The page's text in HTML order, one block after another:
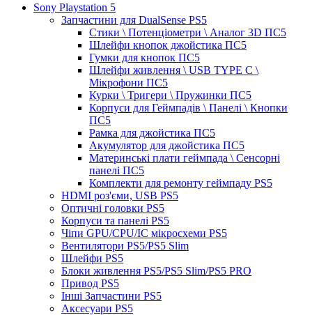
Sony Playstation 5
Запчастини для DualSense PS5
Стики \ Потенціометри \ Аналог 3D ПС5
Шлейфи кнопок джойстика ПС5
Гумки для кнопок ПС5
Шлейфи живлення \ USB TYPE C \
Мікрофони ПС5
Курки \ Тригери \ Пружинки ПС5
Корпуси для Геймпадів \ Панелі \ Кнопки
ПС5
Рамка для джойстика ПС5
Акумулятор для джойстика ПС5
Материнські плати геймпада \ Сенсорні
панелі ПС5
Комплекти для ремонту геймпаду PS5
HDMI роз'єми, USB PS5
Оптичні головки PS5
Корпуси та панелі PS5
Чіпи GPU/CPU/IC мікросхеми PS5
Вентилятори PS5/PS5 Slim
Шлейфи PS5
Блоки живлення PS5/PS5 Slim/PS5 PRO
Привод PS5
Інші Запчастини PS5
Аксесуари PS5